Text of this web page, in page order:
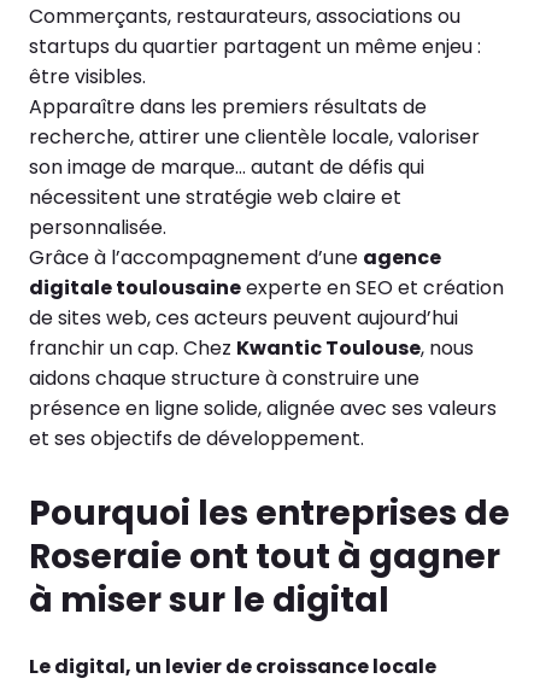
Commerçants, restaurateurs, associations ou
startups du quartier partagent un même enjeu :
être visibles.
Apparaître dans les premiers résultats de
recherche, attirer une clientèle locale, valoriser
son image de marque… autant de défis qui
nécessitent une stratégie web claire et
personnalisée.
Grâce à l’accompagnement d’une agence
digitale toulousaineexperte en SEO et création
de sites web, ces acteurs peuvent aujourd’hui
franchir un cap. Chez Kwantic Toulouse, nous
aidons chaque structure à construire une
présence en ligne solide, alignée avec ses valeurs
et ses objectifs de développement.
Pourquoi les entreprises de
Roseraie ont tout à gagner
à miser sur le digital
Le digital, un levier de croissance locale